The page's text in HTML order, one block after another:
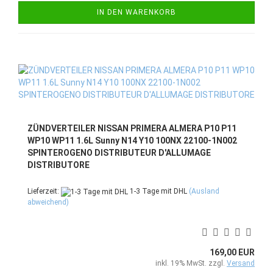
IN DEN WARENKORB
ZÜNDVERTEILER NISSAN PRIMERA ALMERA P10 P11
WP10 WP11 1.6L Sunny N14 Y10 100NX 22100-1N002
SPINTEROGENO DISTRIBUTEUR D'ALLUMAGE
DISTRIBUTORE
Lieferzeit: 1-3 Tage mit DHL (Ausland
abweichend)
169,00 EUR
inkl. 19% MwSt. zzgl. Versand